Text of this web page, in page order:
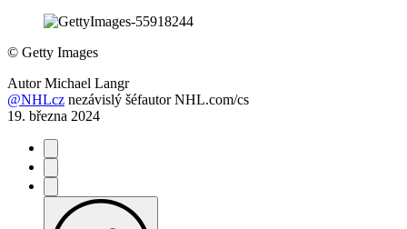
© Getty Images
Autor Michael Langr
@NHLcz nezávislý šéfautor NHL.com/cs
19. března 2024